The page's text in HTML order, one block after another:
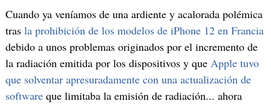
Cuando ya veníamos de una ardiente y acalorada polémica
tras la prohibición de los modelos de iPhone 12 en Francia
debido a unos problemas originados por el incremento de
la radiación emitida por los dispositivos y que Apple tuvo
que solventar apresuradamente con una actualización de
softwareque limitaba la emisión de radiación... ahora